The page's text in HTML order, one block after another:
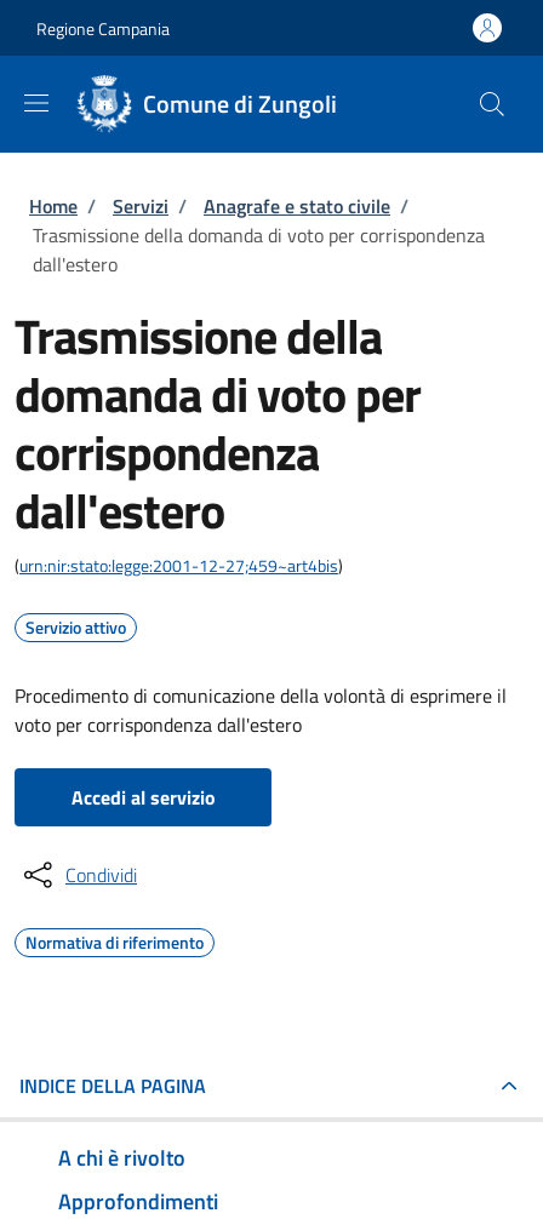
Regione Campania
Comune di Zungoli
Briciole di pane
Home / Servizi / Anagrafe e stato civile /
Trasmissione della domanda di voto per corrispondenza
dall'estero
Trasmissione della
domanda di voto per
corrispondenza
dall'estero
(urn:nir:stato:legge:2001-12-27;459~art4bis)
Servizio attivo
Procedimento di comunicazione della volontà di esprimere il
voto per corrispondenza dall'estero
Accedi al servizio
Condividi
Normativa di riferimento
INDICE DELLA PAGINA
A chi è rivolto
Approfondimenti